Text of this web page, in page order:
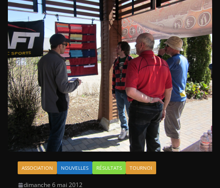
ASSOCIATION NOUVELLES RÉSULTATS TOURNOI
dimanche 6 mai 2012